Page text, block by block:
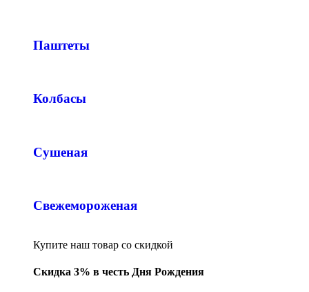
Паштеты
Колбасы
Сушеная
Свежемороженая
Купите наш товар со скидкой
Скидка 3% в честь Дня Рождения